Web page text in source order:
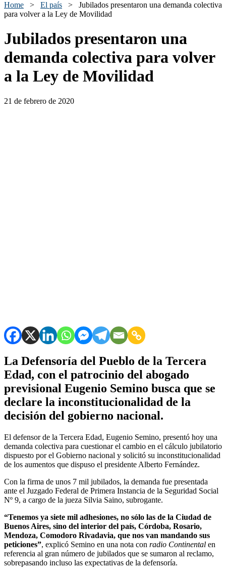
Home > El país > Jubilados presentaron una demanda colectiva
para volver a la Ley de Movilidad
Jubilados presentaron una
demanda colectiva para volver
a la Ley de Movilidad
21 de febrero de 2020
La Defensoría del Pueblo de la Tercera
Edad, con el patrocinio del abogado
previsional Eugenio Semino busca que se
declare la inconstitucionalidad de la
decisión del gobierno nacional.
El defensor de la Tercera Edad, Eugenio Semino, presentó hoy una
demanda colectiva para cuestionar el cambio en el cálculo jubilatorio
dispuesto por el Gobierno nacional y solicitó su inconstitucionalidad
de los aumentos que dispuso el presidente Alberto Fernández.
Con la firma de unos 7 mil jubilados, la demanda fue presentada
ante el Juzgado Federal de Primera Instancia de la Seguridad Social
Nº 9, a cargo de la jueza Silvia Saino, subrogante.
“Tenemos ya siete mil adhesiones, no sólo las de la Ciudad de
Buenos Aires, sino del interior del país, Córdoba, Rosario,
Mendoza, Comodoro Rivadavia, que nos van mandando sus
peticiones”, explicó Semino en una nota con radio Continental en
referencia al gran número de jubilados que se sumaron al reclamo,
sobrepasando incluso las expectativas de la defensoría.